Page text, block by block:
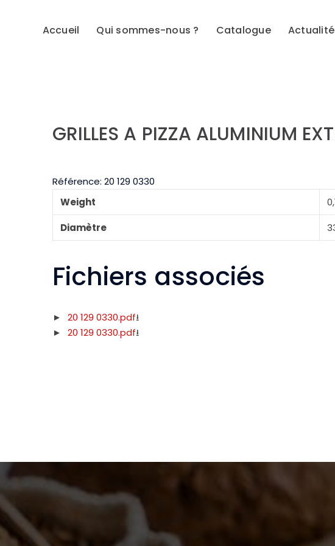
Accueil Qui sommes-nous ? Catalogue
GRILLES A PIZZA ALUMINIUM
Référence: 20 129 0330
Weight
Diamètre
Fichiers associés
20 129 0330.pdf
20 129 0330.pdf